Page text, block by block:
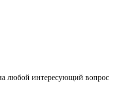
любой интересующий вопрос